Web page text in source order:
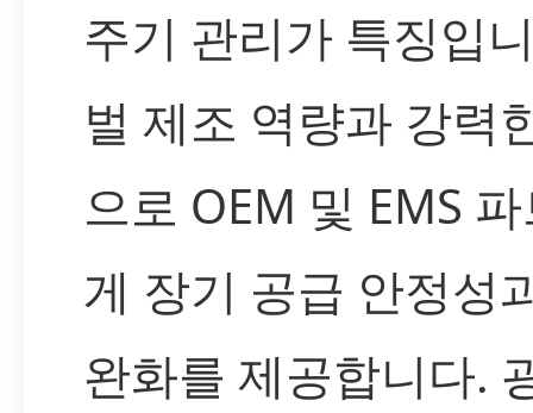
주기 관리가 특징입
벌 제조 역량과 강력
으로 OEM 및 EMS
게 장기 공급 안정성
완화를 제공합니다.